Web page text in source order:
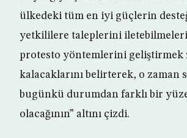
ülkedeki tüm en iyi güçlerin
yetkililere taleplerini iletebilmeleri
protesto yöntemlerini geliştirmek
kalacaklarını belirterek, o zaman
bugünkü durumdan farklı bir
olacağının” altını çizdi.